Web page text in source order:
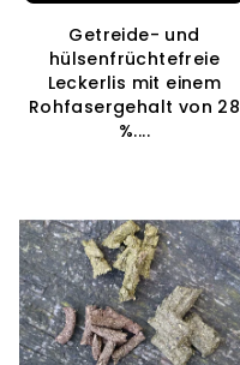
von
5
Sternen.
Getreide- und
hülsenfrüchtefreie
Leckerlis mit einem
Rohfasergehalt von 28
%....